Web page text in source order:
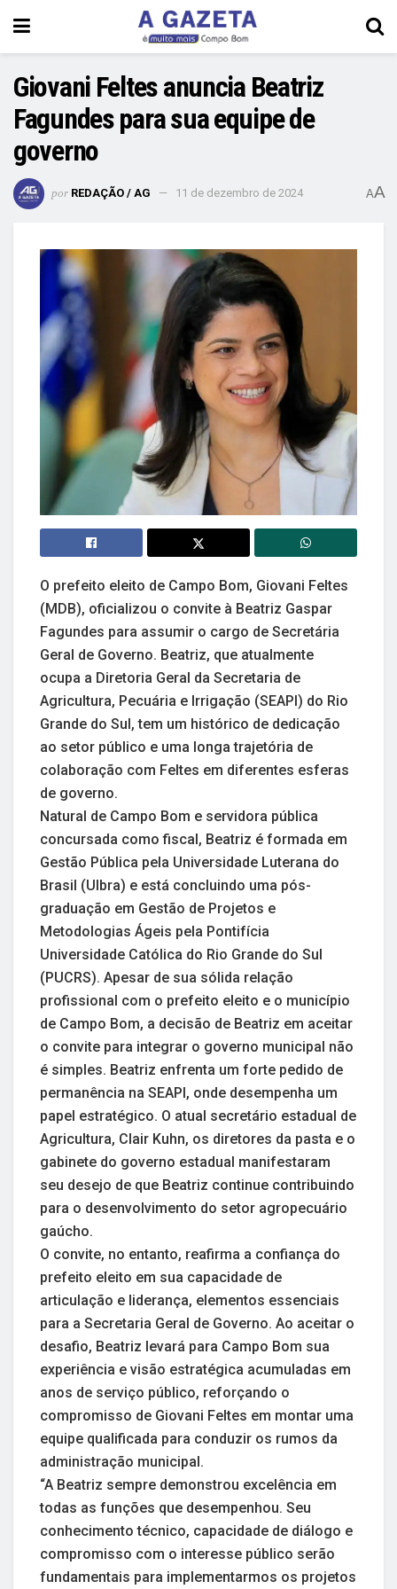
Giovani Feltes anuncia Beatriz
Fagundes para sua equipe de
governo
por REDAÇÃO / AG 11 de dezembro de 2024 AA
O prefeito eleito de Campo Bom, Giovani Feltes
(MDB), oficializou o convite à Beatriz Gaspar
Fagundes para assumir o cargo de Secretária
Geral de Governo. Beatriz, que atualmente
ocupa a Diretoria Geral da Secretaria de
Agricultura, Pecuária e Irrigação (SEAPI) do Rio
Grande do Sul, tem um histórico de dedicação
ao setor público e uma longa trajetória de
colaboração com Feltes em diferentes esferas
de governo.
Natural de Campo Bom e servidora pública
concursada como fiscal, Beatriz é formada em
Gestão Pública pela Universidade Luterana do
Brasil (Ulbra) e está concluindo uma pós-
graduação em Gestão de Projetos e
Metodologias Ágeis pela Pontifícia
Universidade Católica do Rio Grande do Sul
(PUCRS). Apesar de sua sólida relação
profissional com o prefeito eleito e o município
de Campo Bom, a decisão de Beatriz em aceitar
o convite para integrar o governo municipal não
é simples. Beatriz enfrenta um forte pedido de
permanência na SEAPI, onde desempenha um
papel estratégico. O atual secretário estadual de
Agricultura, Clair Kuhn, os diretores da pasta e o
gabinete do governo estadual manifestaram
seu desejo de que Beatriz continue contribuindo
para o desenvolvimento do setor agropecuário
gaúcho.
O convite, no entanto, reafirma a confiança do
prefeito eleito em sua capacidade de
articulação e liderança, elementos essenciais
para a Secretaria Geral de Governo. Ao aceitar o
desafio, Beatriz levará para Campo Bom sua
experiência e visão estratégica acumuladas em
anos de serviço público, reforçando o
compromisso de Giovani Feltes em montar uma
equipe qualificada para conduzir os rumos da
administração municipal.
“A Beatriz sempre demonstrou excelência em
todas as funções que desempenhou. Seu
conhecimento técnico, capacidade de diálogo e
compromisso com o interesse público serão
fundamentais para implementarmos os projetos